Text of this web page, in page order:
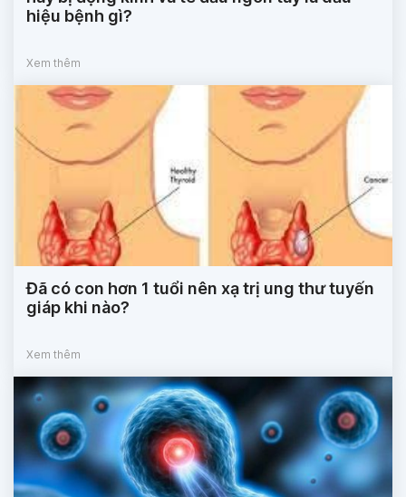
hiệu bệnh gì?
Xem thêm
Đã có con hơn 1 tuổi nên xạ trị ung thư tuyến
giáp khi nào?
Xem thêm